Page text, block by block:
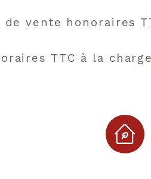
de vente honoraires
TTC à la